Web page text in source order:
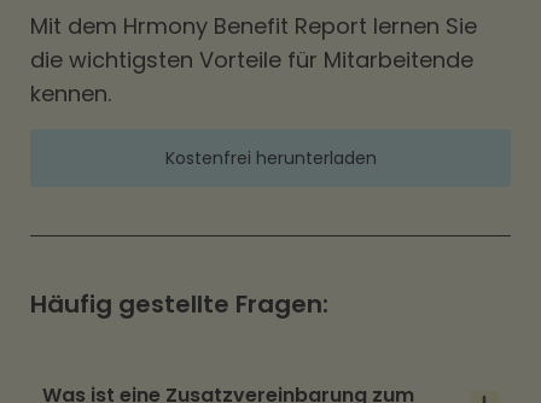
Mit dem Hrmony Benefit Report lernen Sie
die wichtigsten Vorteile für Mitarbeitende
kennen.
Kostenfrei herunterladen
Häufig gestellte Fragen:
Was ist eine Zusatzvereinbarung zum